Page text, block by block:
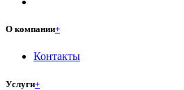
О компании+
Контакты
Услуги+